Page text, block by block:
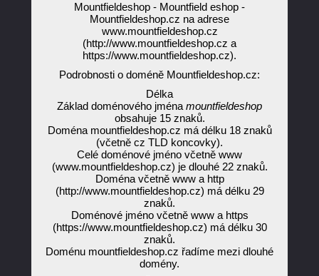
Mountfieldeshop - Mountfield eshop -
Mountfieldeshop.cz na adrese
www.mountfieldeshop.cz
(http://www.mountfieldeshop.cz a
https://www.mountfieldeshop.cz).
Podrobnosti o doméně Mountfieldeshop.cz:
Délka
Základ doménového jména mountfieldeshop
obsahuje 15 znaků.
Doména mountfieldeshop.cz má délku 18 znaků
(včetně cz TLD koncovky).
Celé doménové jméno včetně www
(www.mountfieldeshop.cz) je dlouhé 22 znaků.
Doména včetně www a http
(http://www.mountfieldeshop.cz) má délku 29
znaků.
Doménové jméno včetně www a https
(https://www.mountfieldeshop.cz) má délku 30
znaků.
Doménu mountfieldeshop.cz řadíme mezi dlouhé
domény.